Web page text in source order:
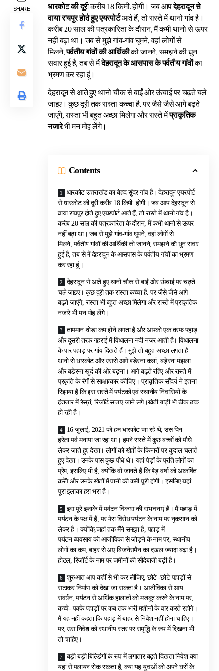
SHARE
धारकोट की दूरीकरीब 18 किमी. होगी। जब आपदेहरादून से
वाया रायपुर होते हुए एयरपोर्टआते हैं, तो रास्ते में थानो गांव है।
करीब 20 साल की पत्रकारिता के दौरान, मैं कभी थानो से ऊपर
नहीं बढ़ा था। जब से मुझे गांव-गांव घूमने, वहां लोगों से
मिलने,पर्वतीय गांवों की आर्थिकीको जानने, समझने की धुन
सवार हुई है, तब से मैंदेहरादून के आसपास के पर्वतीय गांवोंका
भ्रमण कर रहा हूं।
देहरादून से आते हुए थानो चौक से बाईं ओर ऊंचाई पर चढ़ते चले
जाइए। कुछ दूरी तक रास्ता कच्चा है, पर जैसे जैसे आगे बढ़ते
जाएंगे, रास्ता भी बहुत अच्छा मिलेगा और रास्ते मेंप्राकृतिक
नजारेभी मन मोह लेंगे।
Contents
धारकोट उत्तराखंड का बेहद सुंदर गांव है। देहरादून एयरपोर्ट
से धारकोट की दूरी करीब 18 किमी. होगी। जब आप देहरादून से
वाया रायपुर होते हुए एयरपोर्ट आते हैं, तो रास्ते में थानो गांव है।
करीब 20 साल की पत्रकारिता के दौरान, मैं कभी थानो से ऊपर
नहीं बढ़ा था। जब से मुझे गांव-गांव घूमने, वहां लोगों से
मिलने, पर्वतीय गांवों की आर्थिकी को जानने, समझने की धुन सवार
हुई है, तब से मैं देहरादून के आसपास के पर्वतीय गांवों का भ्रमण
कर रहा हूं।
देहरादून से आते हुए थानो चौक से बाईं ओर ऊंचाई पर चढ़ते
चले जाइए। कुछ दूरी तक रास्ता कच्चा है, पर जैसे जैसे आगे
बढ़ते जाएंगे, रास्ता भी बहुत अच्छा मिलेगा और रास्ते में प्राकृतिक
नजारे भी मन मोह लेंगे।
तापमान थोड़ा कम होने लगता है और आपको एक तरफ पहाड़
और दूसरी तरफ गहराई में विधालना नदी नजर आती है। विधालना
के पार पहाड़ पर गांव दिखते हैं। मुझे तो बहुत अच्छा लगता है
थानो से धारकोट और उससे आगे बड़ेरना कलां, बडे़रना मंझला
और बडेरना खुर्द की ओर बढ़ना। आगे बढ़ते रहिए और रास्ते में
प्रकृति के रंगों से साक्षात्कार कीजिए। प्राकृतिक सौंदर्य ने इतना
रिझाया है कि इस रास्ते में पर्यटकों एवं स्थानीय निवासियों के
इंतजार में रेस्रां, रिजॉर्ट सजाए जाने लगे।खेती बाड़ी भी ठीक ठाक
हो रही है।
16 जुलाई, 2021 को हम धारकोट जा रहे थे, उस दिन
हरेला पर्व मनाया जा रहा था। हमने रास्ते में कुछ बच्चों को पौधे
लेकर जाते हुए देखा। लोगों को खेतों के किनारों पर कुदाल चलाते
हुए देखा। उनके पास कुछ पौधे थे। यहां पेड़ों के प्रति लोगों का
प्रेम, इसलिए भी है, क्योंकि वो जानते हैं कि पेड़ वर्षा को आकर्षित
करेंगे और उनके खेतों में पानी की कमी पूरी होगी। इसलिए यहां
पूरा इलाका हरा भरा है।
इस पूरे इलाके में पर्यटन विकास की संभावनाएं हैं। मैं पहाड़ में
पर्यटन के पक्ष में हैं, पर मेरा विरोध पर्यटन के नाम पर नुकसान को
लेकर है। क्योंकि,जहां तक मैंने समझा है, पहाड़ में
पर्यटन व्यवसाय को आजीविका से जोड़ने के नाम पर, स्थानीय
लोगों का कम, बाहर से आए बिजनेसमैन का दखल ज्यादा बढ़ा है।
होटल, रिजॉर्ट के नाम पर जमीनों की सौदेबाजी बढ़ी है।
शुरुआत आप कहीं से भी कर लीजिए, छोटे -छोटे पहाड़ों से
सटाकर निर्माण को देखा जा सकता है। आजीविका से आय
संवर्धन, पर्यटन से आर्थिक हालातों को मजबूत करने के नाम पर,
कच्चे- पक्के पहाड़ों पर कब तक भारी मशीनों के वार करते रहोगे।
मैं यह नहीं कहता कि पहाड़ में बाहर से निवेश नहीं होना चाहिए।
पर, उस निवेश को स्थानीय स्तर पर समृद्धि के रूप में दिखना भी
तो चाहिए।
बड़ी बड़ी बिल्डिंगों के रूप में लगातार बढ़ते दिखता निवेश क्या
यहां से पलायन रोक सकता है, क्या यह युवाओं को अपने घरों के